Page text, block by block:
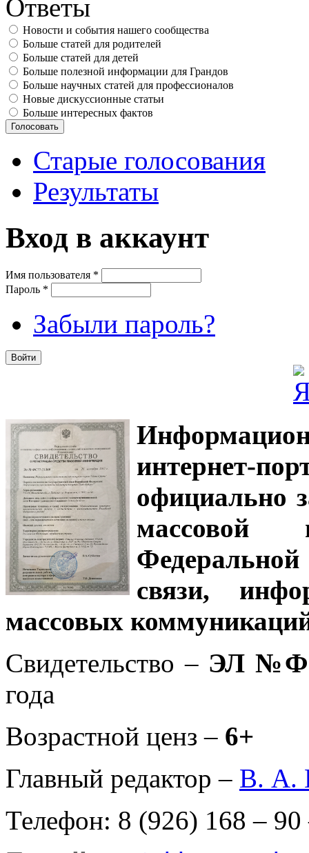
Ответы
Новости и события нашего сообщества
Больше статей для родителей
Больше статей для детей
Больше полезной информации для Грандов
Больше научных статей для профессионалов
Новые дискуссионные статьи
Больше интересных фактов
Старые голосования
Результаты
Вход в аккаунт
Имя пользователя *
Пароль *
Забыли пароль?
интернет-
официально
связи,
массовых
Свидетельство – ЭЛ
года
Возрастной ценз – 6+
Главный редактор – В. А.
Телефон: 8 (926) 168 – 90